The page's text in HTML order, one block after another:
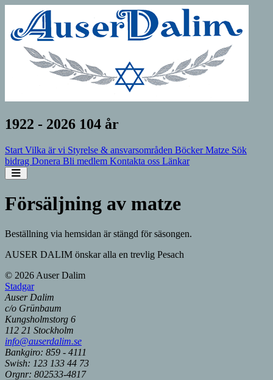
1922 - 2026 104 år
Start Vilka är vi Styrelse & ansvarsområden BöckerMatze Sök
bidrag Donera Bli medlem Kontakta oss Länkar
Open sidebar
Försäljning av matze
Beställning via hemsidan är stängd för säsongen.
AUSER DALIM önskar alla en trevlig Pesach
© 2026 Auser Dalim
Stadgar
Auser Dalim
c/o Grünbaum
Kungsholmstorg 6
112 21 Stockholm
info@auserdalim.se
Bankgiro: 859 - 4111
Swish: 123 133 44 73
Orgnr: 802533-4817